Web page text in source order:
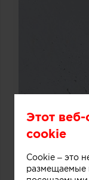
Этот
cookie
Cookie – это
размещаемые